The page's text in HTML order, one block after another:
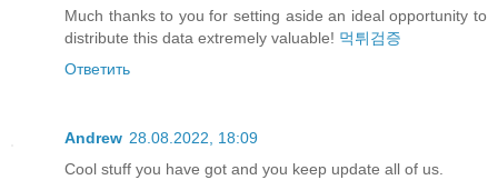
Much thanks to you for setting aside an ideal opportunity to
distribute this data extremely valuable! 먹튀검증
Ответить
Andrew 28.08.2022, 18:09
Cool stuff you have got and you keep update all of us.